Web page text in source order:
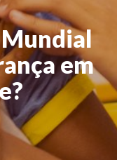
Mundial
em